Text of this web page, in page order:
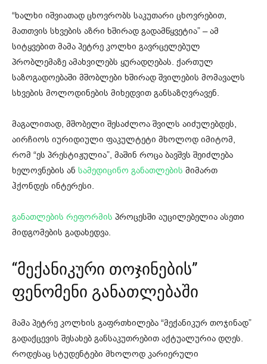
“ხალხი იშვიათად ცხოვრობს საკუთარი ცხოვრებით,
მათთვის სხვების აზრი ხშირად გადამწყვეტია” – ამ
სიტყვებით მამა პეტრე კოლხი გავრცელებულ
პრობლემაზე ამახვილებს ყურადღებას. ქართულ
საზოგადოებაში მშობლები ხშირად შვილების მომავალს
სხვების მოლოდინების მიხედვით განსაზღვრავენ.
მაგალითად, მშობელი შესაძლოა შვილს აიძულებდეს,
აირჩიოს იურიდიული ფაკულტეტი მხოლოდ იმიტომ,
რომ “ეს პრესტიჟულია”, მაშინ როცა ბავშვს შეიძლება
ხელოვნების ან სამედიცინო განათლების მიმართ
ჰქონდეს ინტერესი.
განათლების რეფორმის პროცესში აუცილებელია ასეთი
მიდგომების გადახედვა.
“მექანიკური თოჯინების”
ფენომენი განათლებაში
მამა პეტრე კოლხის გაფრთხილება “მექანიკურ თოჯინად”
გადაქცევის შესახებ განსაკუთრებით აქტუალურია დღეს.
როდესაც სტუდენტები მხოლოდ კარიერული